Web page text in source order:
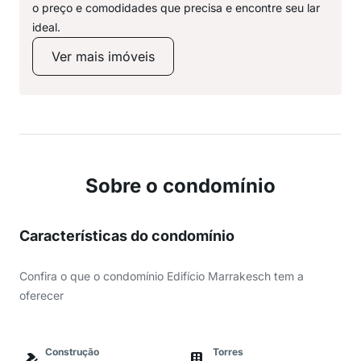
o preço e comodidades que precisa e encontre seu lar
ideal.
Ver mais imóveis
Sobre o condomínio
Características do condomínio
Confira o que o condomínio Edifício Marrakesch tem a
oferecer
Construção
Torres